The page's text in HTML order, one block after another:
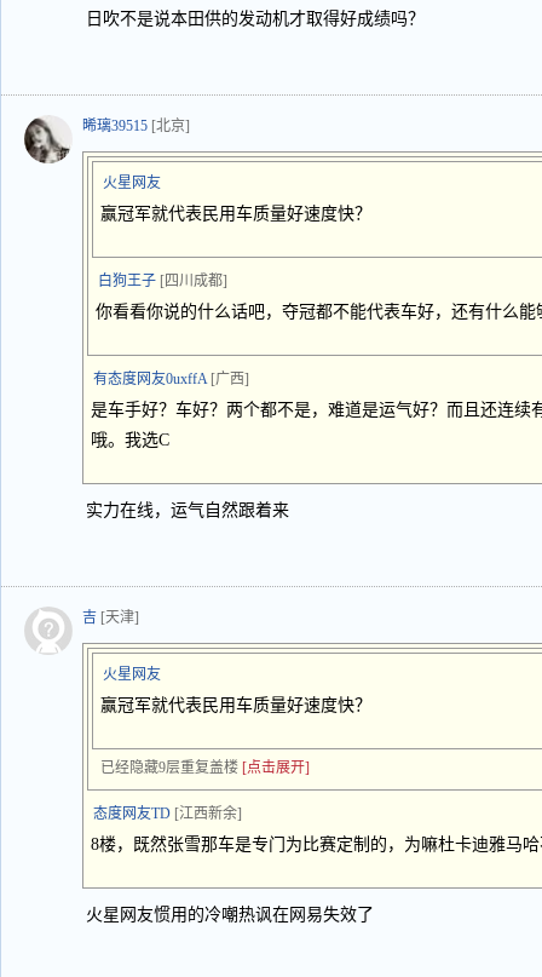
日吹不是说本田供的发动机才取得好成绩吗？
晞璃39515 [北京]
火星网友
赢冠军就代表民用车质量好速度快？
白狗王子 [四川成都]
你看看你说的什么话吧，夺冠都不能代表车好，还有什么能
有态度网友0uxffA [广西]
是车手好？车好？两个都不是，难道是运气好？而且还连续
哦。我选C
实力在线，运气自然跟着来
吉 [天津]
火星网友
赢冠军就代表民用车质量好速度快？
已经隐藏9层重复盖楼 [点击展开]
态度网友TD [江西新余]
8楼，既然张雪那车是专门为比赛定制的，为嘛杜卡迪雅马
火星网友惯用的冷嘲热讽在网易失效了